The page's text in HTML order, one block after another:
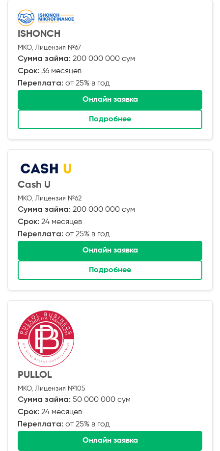
ISHONCH
МКО, Лицензия №67
Сумма займа: 200 000 000 сум
Срок: 36 месяцев
Переплата: от 25% в год
Онлайн заявка
Подробнее
Cash U
МКО, Лицензия №62
Сумма займа: 200 000 000 сум
Срок: 24 месяцев
Переплата: от 25% в год
Онлайн заявка
Подробнее
PULLOL
МКО, Лицензия №105
Сумма займа: 50 000 000 сум
Срок: 24 месяцев
Переплата: от 25% в год
Онлайн заявка